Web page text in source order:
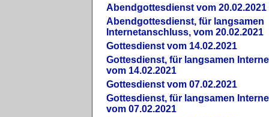
Abendgottesdienst vom 20.02.2021
Abendgottesdienst, für langsamen
Internetanschluss, vom 20.02.2021
Gottesdienst vom 14.02.2021
Gottesdienst, für langsamen
vom 14.02.2021
Gottesdienst vom 07.02.2021
Gottesdienst, für langsamen
vom 07.02.2021